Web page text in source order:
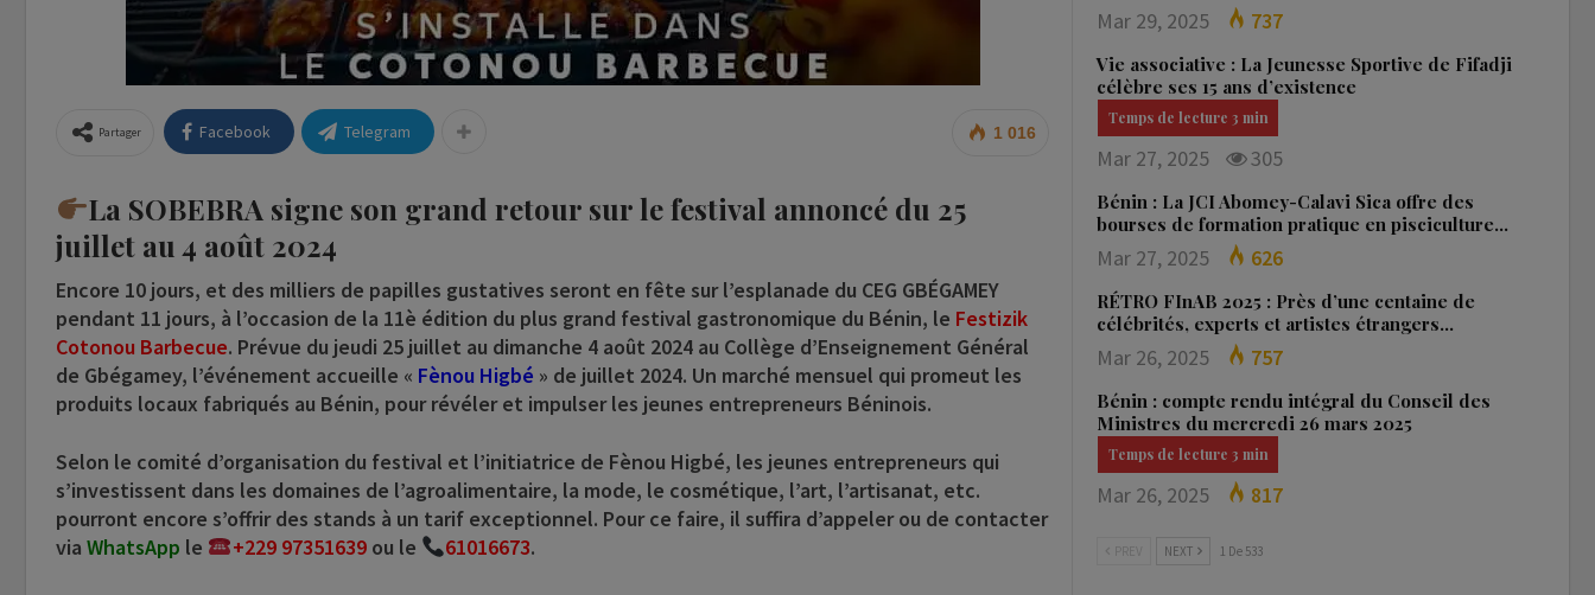
1 016
Partager Facebook Telegram
La SOBEBRA signe son grand retour sur le festival annoncé du 25
juillet au 4 août 2024
Encore 10 jours, et des milliers de papilles gustatives seront en fête surl’esplanade du CEG GBÉGAMEY
pendant 11 jours, à l’occasion de la 11è édition du plus grand festival gastronomique du Bénin, le Festizik
Cotonou Barbecue. Prévue du jeudi 25 juillet au dimanche 4 août 2024 au Collège d’Enseignement Général
de Gbégamey, l’événement accueille « Fènou Higbé » de juillet 2024. Un marché mensuel qui promeut les
produits locaux fabriqués au Bénin, pour révéler et impulser les jeunes entrepreneurs Béninois.
Selon le comité d’organisation du festival et l’initiatrice de Fènou Higbé, les jeunes entrepreneurs qui
s’investissent dans les domaines de l’agroalimentaire, la mode, le cosmétique, l’art, l’artisanat, etc.
pourront encore s’offrir des stands à un tarif exceptionnel. Pour ce faire, il suffira d’appeler ou de contacter
via WhatsApp le +229 97351639ou le 61016673.
Mar 29, 2025 737
Vie associative : La Jeunesse Sportive de Fifadji
célèbre ses 15 ans d’existence
Mar 27, 2025 305
Bénin : La JCI Abomey-Calavi Sica offre des
bourses de formation pratique en pisciculture…
Mar 27, 2025 626
RÉTRO FInAB 2025 : Près d’une centaine de
célébrités, experts et artistes étrangers…
Mar 26, 2025 757
Bénin : compte rendu intégral du Conseil des
Ministres du mercredi 26 mars 2025
Mar 26, 2025 817
NEXT 1 De 533